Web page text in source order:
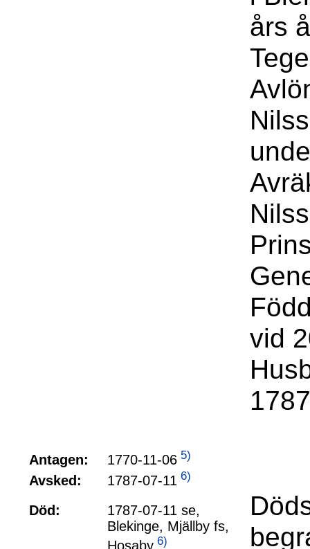
års
vid
Antagen: 1770-11-06 5)
Avsked: 1787-07-11 6)
Död:
1787-07-11 se,
Blekinge, Mjällby fs,
Hosaby 6)